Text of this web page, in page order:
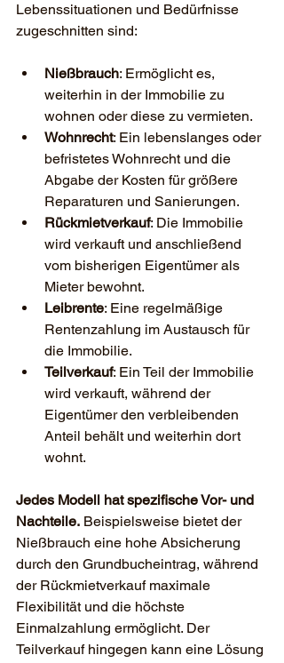
Lebenssituationen und Bedürfnisse
zugeschnitten sind:
Nießbrauch: Ermöglicht es,
weiterhin in der Immobilie zu
wohnen oder diese zu vermieten.
Wohnrecht: Ein lebenslanges oder
befristetes Wohnrecht und die
Abgabe der Kosten für größere
Reparaturen und Sanierungen.
Rückmietverkauf: Die Immobilie
wird verkauft und anschließend
vom bisherigen Eigentümer als
Mieter bewohnt.
Leibrente: Eine regelmäßige
Rentenzahlung im Austausch für
die Immobilie.
Teilverkauf: Ein Teil der Immobilie
wird verkauft, während der
Eigentümer den verbleibenden
Anteil behält und weiterhin dort
wohnt.
Jedes Modell hat spezifische Vor- und
Nachteile. Beispielsweise bietet der
Nießbrauch eine hohe Absicherung
durch den Grundbucheintrag, während
der Rückmietverkauf maximale
Flexibilität und die höchste
Einmalzahlung ermöglicht. Der
Teilverkauf hingegen kann eine Lösung